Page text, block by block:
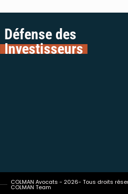
Défense des
Investisseurs
COLMAN Avocats - 2026- Tous droits
COLMAN Team